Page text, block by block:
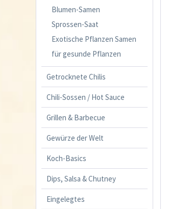
Blumen-Samen
Sprossen-Saat
Exotische Pflanzen Samen
für gesunde Pflanzen
Getrocknete Chilis
Chili-Sossen / Hot Sauce
Grillen & Barbecue
Gewürze der Welt
Koch-Basics
Dips, Salsa & Chutney
Eingelegtes